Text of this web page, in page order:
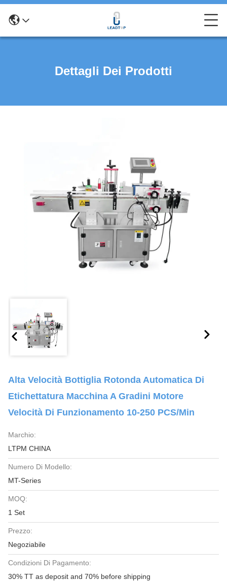
Dettagli Dei Prodotti
Alta Velocità Bottiglia Rotonda Automatica Di
Etichettatura Macchina A Gradini Motore
Velocità Di Funzionamento 10-250 PCS/min
Marchio:
LTPM CHINA
Numero Di Modello:
MT-Series
MOQ:
1 Set
Prezzo:
Negoziabile
Condizioni Di Pagamento:
30% TT as deposit and 70% before shipping